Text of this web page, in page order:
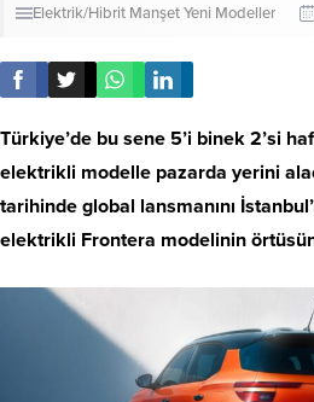
Elektrik/Hibrit ManşetYeni Modeller
Türkiye’de bu sene 5’i binek 2’si
elektrikli modelle pazarda yerini
tarihinde global lansmanını
elektrikli Frontera modelinin